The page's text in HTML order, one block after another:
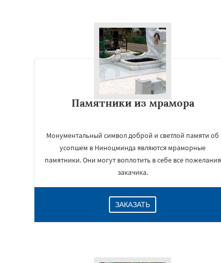
Памятники из мрамора
Монументальный символ доброй и светлой памяти об
усопшем в Ниноцминда являются мраморные
памятники. Они могут воплотить в себе все пожелания
закачика.
ЗАКАЗАТЬ